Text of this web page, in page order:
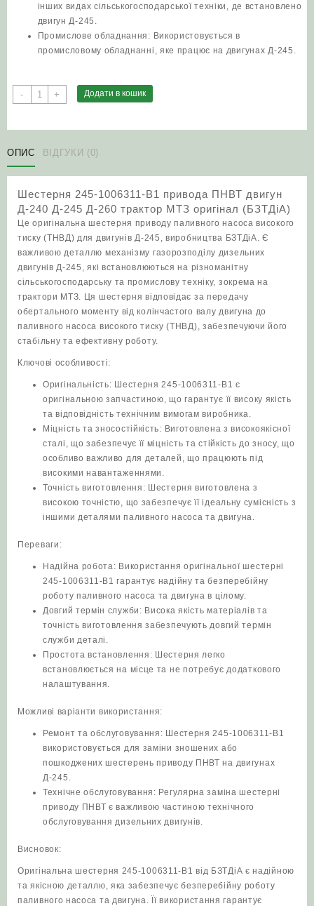
інших видах сільськогосподарської техніки, де встановлено
двигун Д-245.
Промислове обладнання: Використовується в
промисловому обладнанні, яке працює на двигунах Д-245.
-
Шестерня
245-
привода
ПНВТ
Д-240
Д-245
Д-260
трактор
МТЗ
оригінал
(БЗТДіА)
кількість
+ Додати в кошик
ОПИС ВІДГУКИ (0)
Шестерня 245-1006311-В1 привода ПНВТ двигун
Д-240 Д-245 Д-260 трактор МТЗ оригінал (БЗТДіА)
Це оригінальна шестерня приводу паливного насоса високого
тиску (ТНВД) для двигунів Д-245, виробництва БЗТДіА. Є
важливою деталлю механізму газорозподілу дизельних
двигунів Д-245, які встановлюються на різноманітну
сільськогосподарську та промислову техніку, зокрема на
трактори МТЗ. Ця шестерня відповідає за передачу
обертального моменту від колінчастого валу двигуна до
паливного насоса високого тиску (ТНВД), забезпечуючи його
стабільну та ефективну роботу.
Ключові особливості:
Оригінальність: Шестерня 245-1006311-В1 є
оригінальною запчастиною, що гарантує її високу якість
та відповідність технічним вимогам виробника.
Міцність та зносостійкість: Виготовлена з високоякісної
сталі, що забезпечує її міцність та стійкість до зносу, що
особливо важливо для деталей, що працюють під
високими навантаженнями.
Точність виготовлення: Шестерня виготовлена з
високою точністю, що забезпечує її ідеальну сумісність з
іншими деталями паливного насоса та двигуна.
Переваги:
Надійна робота: Використання оригінальної шестерні
245-1006311-В1 гарантує надійну та безперебійну
роботу паливного насоса та двигуна в цілому.
Довгий термін служби: Висока якість матеріалів та
точність виготовлення забезпечують довгий термін
служби деталі.
Простота встановлення: Шестерня легко
встановлюється на місце та не потребує додаткового
налаштування.
Можливі варіанти використання:
Ремонт та обслуговування: Шестерня 245-1006311-В1
використовується для заміни зношених або
пошкоджених шестерень приводу ПНВТ на двигунах
Д-245.
Технічне обслуговування: Регулярна заміна шестерні
приводу ПНВТ є важливою частиною технічного
обслуговування дизельних двигунів.
Висновок:
Оригінальна шестерня 245-1006311-В1 від БЗТДіА є надійною
та якісною деталлю, яка забезпечує безперебійну роботу
паливного насоса та двигуна. Її використання гарантує